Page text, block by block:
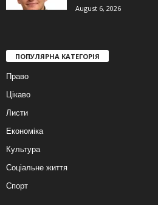
August 6, 2026
ПОПУЛЯРНА КАТЕГОРІЯ
Право
Цікаво
Листи
Економіка
Культура
Соціальне життя
Спорт